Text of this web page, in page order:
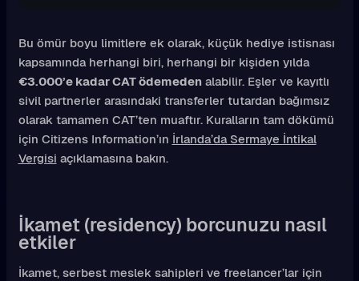
Bu ömür boyu limitlere ek olarak, küçük hediye istisnası
kapsamında herhangi biri, herhangi bir kişiden yılda
€3.000’e kadar CAT ödemedenalabilir. Eşler ve kayıtlı
sivil partnerler arasındaki transferler tutardan bağımsız
olarak tamamen CAT’ten muaftır. Kuralların tam dökümü
için Citizens Information’ın İrlanda’da Sermaye İntikal
Vergisi açıklamasına bakın.
İkamet (residency) borcunuzu nasıl
etkiler
İkamet, serbest meslek sahipleri ve freelancer’lar için